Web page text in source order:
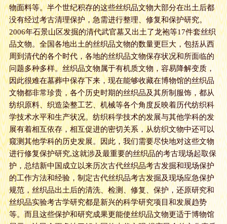
物面料等。半个世纪积存的这些丝织品文物大部分在出土后都
没有经过考古清理保护，急需进行整理、修复和保护研究。
2006年石景山区发掘的清代武官墓又出土了龙袍等17件套丝织
品文物。全国各地出土的丝织品文物的数量更巨大，包括从西
周到清代的各个时代，各地的丝织品文物保存状况和所面临的
问题多种多样。丝织品文物属于有机质文物，容易降解变质，
因此很难在墓葬中保存下来，现在能够收藏在博物馆的丝织品
文物都非常珍贵，各个历史时期的丝织品及其所制服饰，都从
纺织原料、织造染整工艺、机械等各个角度反映着历代纺织科
学技术水平和生产状况。纺织科学技术的发展与其他学科的发
展有着相互依存，相互促进的密切关系，从纺织文物中还可以
窥测其他学科的历史发展。因此，我们需要尽快地对这些文物
进行修复保护研究,这就涉及最重要的丝织品的考古现场起取保
护，总结新中国成立以来历次古代丝织品考古发掘和现场保护
的工作方法和经验，制定古代丝织品考古发掘及现场应急保护
规范，丝织品出土后的清洗、检测、修复、保护，还原研究和
丝织品实验考古学研究都是新兴的科学研究项目和发展趋势
等。而且这些保护和研究成果更能使丝织品文物更适于博物馆